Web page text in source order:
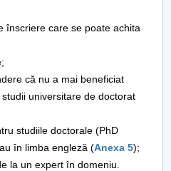
cu dizabilități
Universitar Pitești
Operațional 2020-
în Carieră
înscriere care se poate achita
că nu a mai beneficiat
universitare de doctorat
studiile doctorale (PhD
în limba engleză (Anexa 5);
la un expert în domeniu.